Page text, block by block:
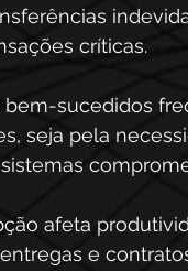
críticas.
bem-sucedidos
seja pela
afeta
e